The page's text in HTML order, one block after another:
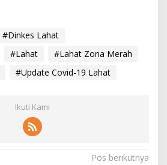
#Dinkes Lahat
#Lahat
#Lahat Zona Merah
#Update Covid-19 Lahat
Ikuti Kami
Pos berikutnya